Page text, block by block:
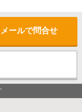
メールで問合せ